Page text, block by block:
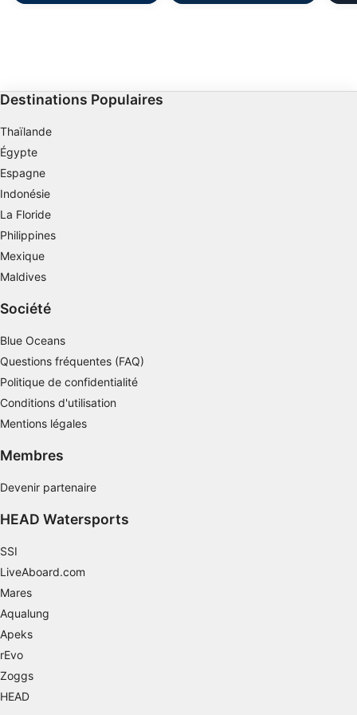
Destinations Populaires
Thaïlande
Égypte
Espagne
Indonésie
La Floride
Philippines
Mexique
Maldives
Société
Blue Oceans
Questions fréquentes (FAQ)
Politique de confidentialité
Conditions d'utilisation
Mentions légales
Membres
Devenir partenaire
HEAD Watersports
SSI
LiveAboard.com
Mares
Aqualung
Apeks
rEvo
Zoggs
HEAD